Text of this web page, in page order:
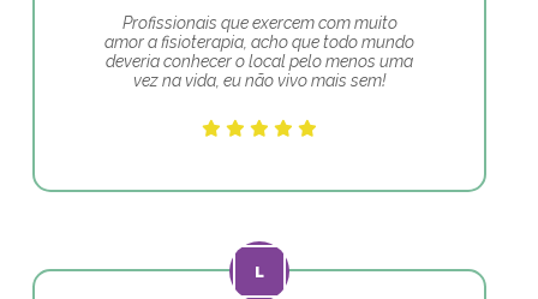
Profissionais que exercem com muito
amor a fisioterapia, acho que todo mundo
deveria conhecer o local pelo menos uma
vez na vida, eu não vivo mais sem!